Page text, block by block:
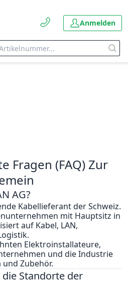
Anmelden
Fragen (FAQ) Zur
AG?
Kabellieferant der Schweiz.
mit Hauptsitz in
auf Kabel, LAN,
Elektroinstallateure,
und die Industrie
und Zubehör.
Standorte der